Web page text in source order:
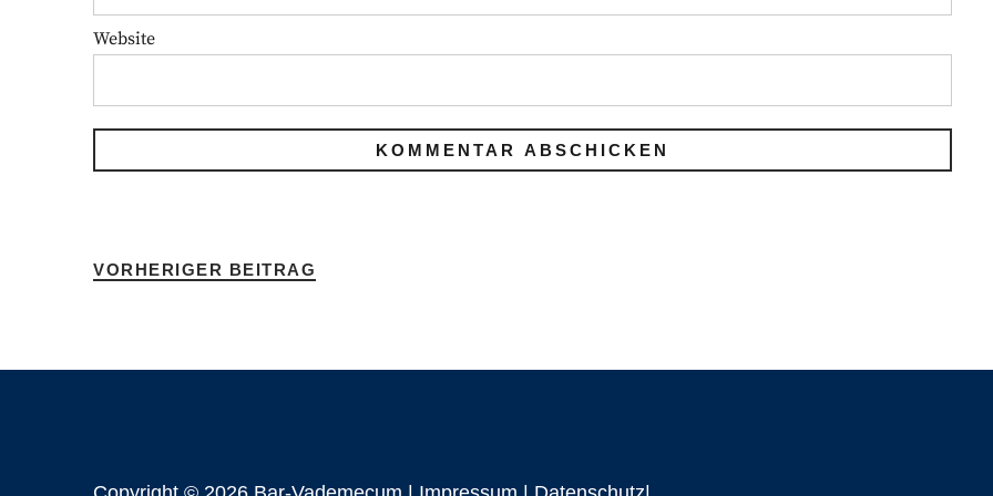
Website
VORHERIGER BEITRAG